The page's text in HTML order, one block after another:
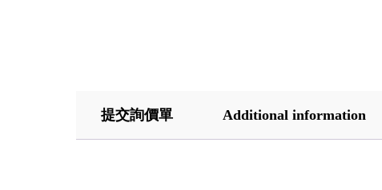
提交詢價單 Additional information